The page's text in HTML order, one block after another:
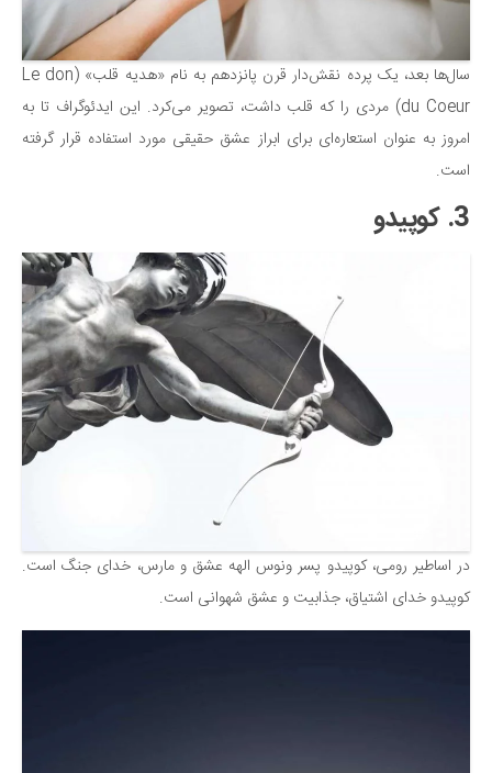
سال‌ها بعد، یک پرده نقش‌دار قرن پانزدهم به نام «هدیه قلب» (Le don
du Coeur) مردی را که قلب داشت، تصویر می‌کرد. این ایدئوگراف تا به
امروز به عنوان استعاره‌ای برای ابراز عشق حقیقی مورد استفاده قرار گرفته
است.
3. کوپیدو
در اساطیر رومی، کوپیدو پسر ونوس الهه عشق و مارس، خدای جنگ است.
کوپیدو خدای اشتیاق، جذابیت و عشق شهوانی است.